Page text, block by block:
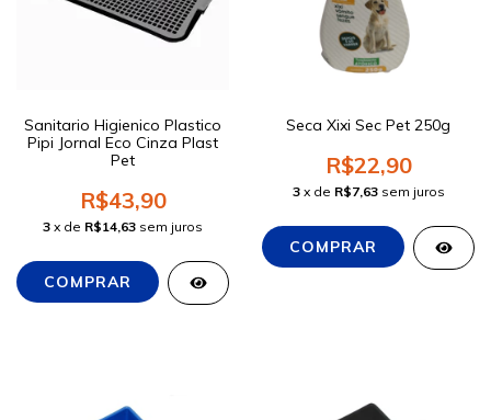
Sanitario Higienico Plastico
Pipi Jornal Eco Cinza Plast
Pet
R$43,90
3 x de R$14,63 sem juros
Seca Xixi Sec Pet 250g
R$22,90
3 x de R$7,63 sem juros